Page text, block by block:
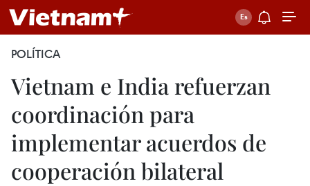
POLÍTICA
Vietnam e India refuerzan
coordinación para
implementar acuerdos de
cooperación bilateral